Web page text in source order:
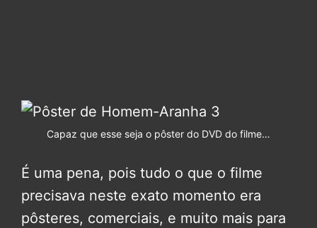
Capaz que esse seja o pôster do DVD do filme…
É uma pena, pois tudo o que o filme
precisava neste exato momento era
pôsteres, comerciais, e muito mais para